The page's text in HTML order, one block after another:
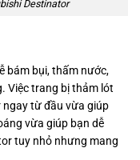
Destinator
bám bụi, thấm nước,
Việc trang bị thảm lót
từ đầu vừa giúp
vừa giúp bạn dễ
tuy nhỏ nhưng mang